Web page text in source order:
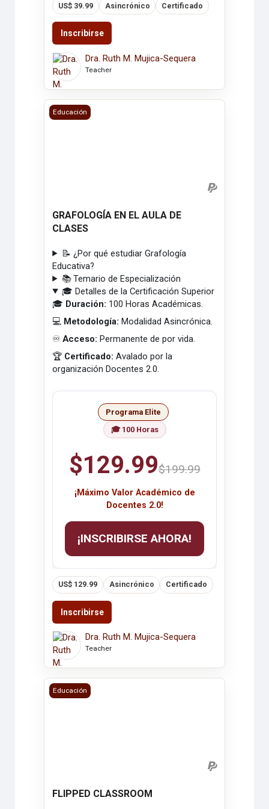
US$ 39.99 Asincrónico Certificado
Inscribirse
Dra. Ruth M. Mujica-Sequera
Teacher
GRAFOLOGÍA EN EL AULA DE CLASES
Educación
GRAFOLOGÍA EN EL AULA DE
CLASES
📝 ¿Por qué estudiar Grafología
Educativa?
📚 Temario de Especialización
🎓 Detalles de la Certificación Superior
🎓 Duración: 100 Horas Académicas.
💻 Metodología: Modalidad Asincrónica.
♾️Acceso: Permanente de por vida.
🏆 Certificado: Avalado por la
organización Docentes 2.0.
Programa Elite
🎓 100 Horas
$129.99$199.99
¡Máximo Valor Académico de
Docentes 2.0!
¡INSCRIBIRSE AHORA!
US$ 129.99 Asincrónico Certificado
Inscribirse
Dra. Ruth M. Mujica-Sequera
Teacher
FLIPPED CLASSROOM
Educación
FLIPPED CLASSROOM